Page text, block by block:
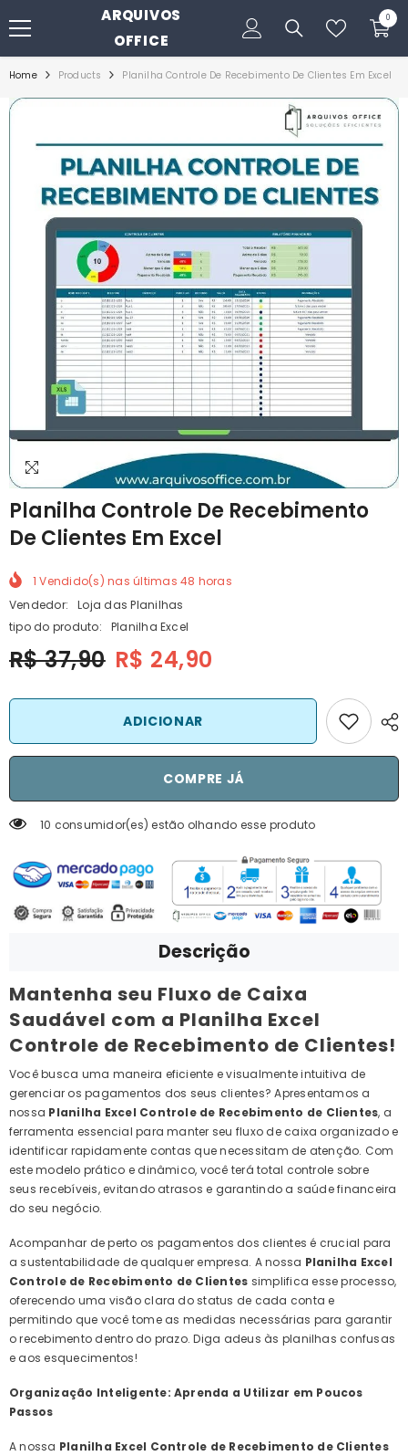
PULAR PARA O CONTEÚDO
ARQUIVOS
OFFICE
00
itens
Home Products Planilha Controle De Recebimento De Clientes Em Excel
Planilha Controle De Recebimento
De Clientes Em Excel
1 Vendido(s) nas últimas48 horas
Vendedor:
Loja das Planilhas
tipo do produto:
Planilha Excel
R$ 37,90 R$ 24,90
ADICIONAR
COMPRE JÁ
10 consumidor(es) estão olhando esse produto
Descrição
Mantenha seu Fluxo de Caixa
Saudável com a Planilha Excel
Controle de Recebimento de Clientes!
Você busca uma maneira eficiente e visualmente intuitiva de
gerenciar os pagamentos dos seus clientes? Apresentamos a
nossa Planilha Excel Controle de Recebimento de Clientes, a
ferramenta essencial para manter seu fluxo de caixa organizado e
identificar rapidamente contas que necessitam de atenção. Com
este modelo prático e dinâmico, você terá total controle sobre
seus recebíveis, evitando atrasos e garantindo a saúde financeira
do seu negócio.
Acompanhar de perto os pagamentos dos clientes é crucial para
a sustentabilidade de qualquer empresa. A nossa Planilha Excel
Controle de Recebimento de Clientes simplifica esse processo,
oferecendo uma visão clara do status de cada conta e
permitindo que você tome as medidas necessárias para garantir
o recebimento dentro do prazo. Diga adeus às planilhas confusas
e aos esquecimentos!
Organização Inteligente: Aprenda a Utilizar em Poucos
Passos
A nossa Planilha Excel Controle de Recebimento de Clientes